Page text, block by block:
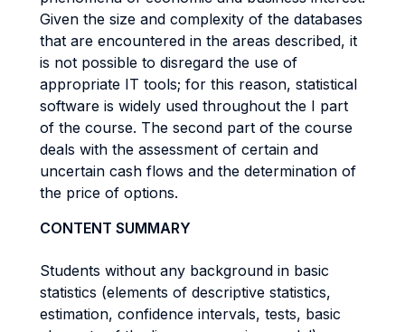
Given the size and complexity of the databases
that are encountered in the areas described, it
is not possible to disregard the use of
appropriate IT tools; for this reason, statistical
software is widely used throughout the I part
of the course. The second part of the course
deals with the assessment of certain and
uncertain cash flows and the determination of
the price of options.
CONTENT SUMMARY
Students without any background in basic
statistics (elements of descriptive statistics,
estimation, confidence intervals, tests, basic